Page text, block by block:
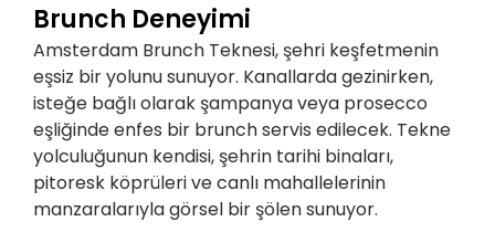
Brunch Deneyimi
Amsterdam Brunch Teknesi, şehri keşfetmenin
eşsiz bir yolunu sunuyor. Kanallarda gezinirken,
isteğe bağlı olarak şampanya veya prosecco
eşliğinde enfes bir brunch servis edilecek. Tekne
yolculuğunun kendisi, şehrin tarihi binaları,
pitoresk köprüleri ve canlı mahallelerinin
manzaralarıyla görsel bir şölen sunuyor.